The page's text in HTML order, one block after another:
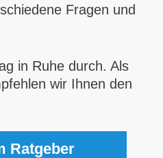
Fragen und
in Ruhe durch. Als
wir Ihnen den
Ratgeber